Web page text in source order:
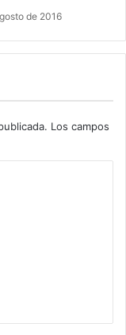
de 2016
Los campos